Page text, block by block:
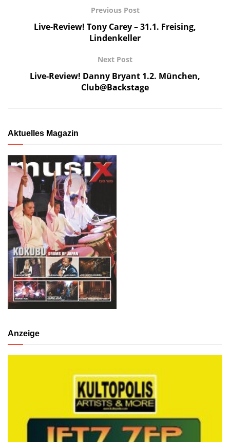
Previous Post
Live-Review! Tony Carey – 31.1. Freising,
Lindenkeller
Next Post
Live-Review! Danny Bryant 1.2. München,
Club@Backstage
Aktuelles Magazin
Anzeige